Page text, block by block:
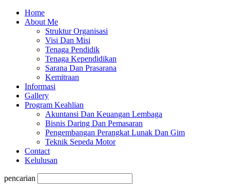
Home
About Me
Struktur Organisasi
Visi Dan Misi
Tenaga Pendidik
Tenaga Kependidikan
Sarana Dan Prasarana
Kemitraan
Informasi
Gallery
Program Keahlian
Akuntansi Dan Keuangan Lembaga
Bisnis Daring Dan Pemasaran
Pengembangan Perangkat Lunak Dan Gim
Teknik Sepeda Motor
Contact
Kelulusan
pencarian